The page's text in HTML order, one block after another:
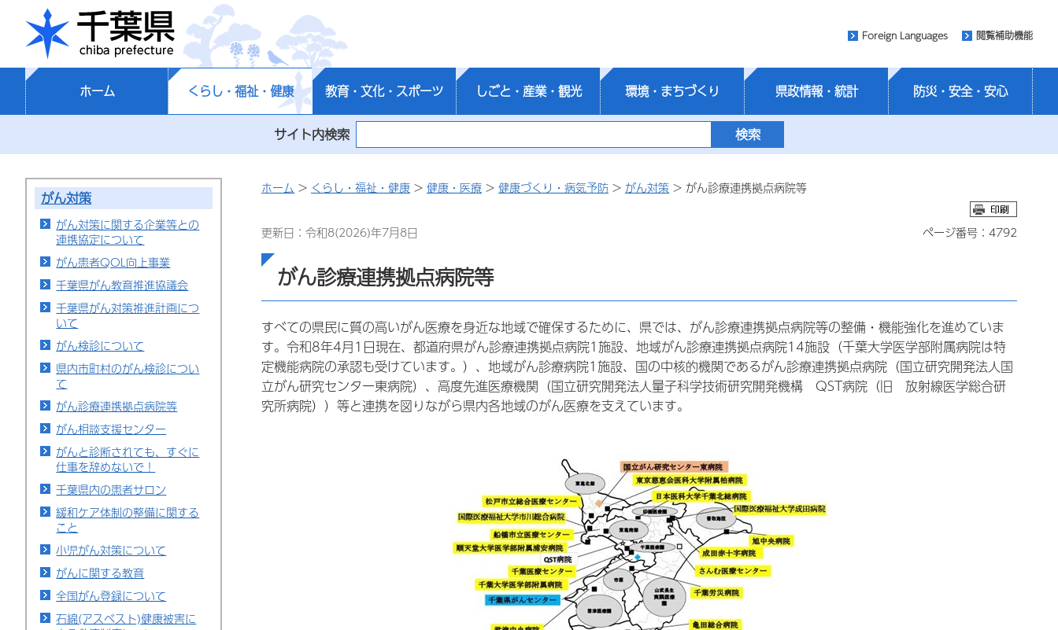
千葉県
Foreign Languages 閲覧補助機能
ホーム くらし・福祉・健康 教育・文化・スポーツ しごと・産業・観光 環境・まちづくり 県政情報・統計 防災・安全・安心
サイト内検索
がん対策
がん対策に関する企業等との
連携協定について
がん患者QOL向上事業
千葉県がん教育推進協議会
千葉県がん対策推進計画につ
いて
がん検診について
県内市町村のがん検診につい
て
がん診療連携拠点病院等
がん相談支援センター
がんと診断されても、すぐに
仕事を辞めないで！
千葉県内の患者サロン
緩和ケア体制の整備に関する
こと
小児がん対策について
がんに関する教育
全国がん登録について
石綿(アスベスト)健康被害に
ホーム > くらし・福祉・健康 > 健康・医療 > 健康づくり・病気予防 > がん対策 > がん診療連携拠点病院等
更新日：令和8(2026)年7月8日 ページ番号：4792
がん診療連携拠点病院等
すべての県民に質の高いがん医療を身近な地域で確保するために、県では、がん診療連携拠点病院等の整備・機能強化を進めていま
す。令和8年4月1日現在、都道府県がん診療連携拠点病院1施設、地域がん診療連携拠点病院14施設（千葉大学医学部附属病院は特
定機能病院の承認も受けています。）、地域がん診療病院1施設、国の中核的機関であるがん診療連携拠点病院（国立研究開発法人国
立がん研究センター東病院）、高度先進医療機関（国立研究開発法人量子科学技術研究開発機構 QST病院（旧 放射線医学総合研
究所病院））等と連携を図りながら県内各地域のがん医療を支えています。